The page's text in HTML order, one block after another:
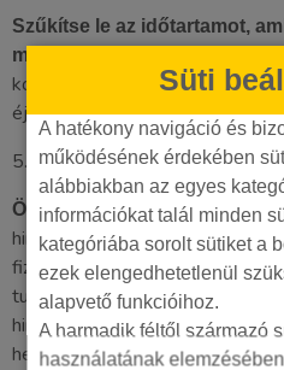
Süti
A hatékony navigáció és
működésének érdekében
alábbiakban az egyes
információkat talál minden
kategóriába sorolt sütiket a
ezek elengedhetetlenül
alapvető funkcióihoz.
A harmadik féltől származó
használatának
Szűkítse le az időtartamot,
megjelennek . Tapasztalja ki,
konverziói. A többivel ne
éjszaka, vagy egyes napokon
5.
Összpontosítson a minőségi
hirdetési rendszerének két
fizetni, és milyen a
tud, vagy nem akar többet
hirdetése, mind a hirdetés
helyes használata, mind pedig a